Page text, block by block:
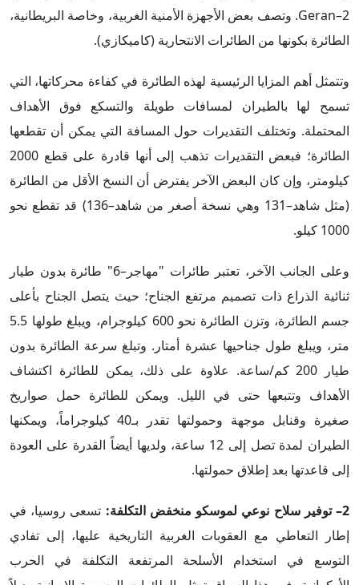
Geran–2. وتصف بعض الأجهزة الأمنية الغربية، وخاصة البريطانية،
الطائرة بكونها من الطائرات الانتحارية (كاميكازي).
وتتمثل أهم المزايا الرئيسية لهذه الطائرة في كفاءة محركاتها، التي
تسمح لها بالطيران لمسافات طويلة والتسكع فوق الأهداف
المحتملة. وتختلف التقديرات حول المسافة التي يمكن أن تقطعها
الطائرة؛ فبعض التقديرات تذهب إلى أنها قادرة على قطع 2000
كيلومتر، وإن كان البعض الآخر يفترض أن النسخ الأقل من الطائرة
(مثل شاهد–131 وهي نسخة أصغر من شاهد–136) قد تقطع نحو
1000 كيلو.
وعلى الجانب الآخر، تعتبر طائرات "مهاجر–6" طائرة بدون طيار
ثنائية الذراع ذات تصميم مرتفع الجناح؛ حيث يتصل الجناح بأعلى
جسم الطائرة، وتزن الطائرة نحو 600 كيلوجرام، ويبلغ طولها 5.5
متر، ويبلغ طول جناحيها عشرة أمتار. وتبلغ سرعة الطائرة بدون
طيار 200 كم/ساعة. علاوة على ذلك، يمكن للطائرة اكتشاف
الأهداف وتتبعها حتى في الليل. ويمكن للطائرة حمل صواريخ
صغيرة وقنابل موجهة وحمولتها تقدر بـ40 كيلوجراماً، ويمكنها
الطيران لمدة تصل إلى 12 ساعة، ولديها أيضاً القدرة على العودة
إلى قاعدتها بعد إطلاق حمولتها.
2– توفير سلاح نوعي لموسكو منخفض التكلفة:
تسعى روسيا، في
إطار التعاطي مع العقوبات الغربية التاريخية عليها، إلى تفادي
التوسع في استخدام الأسلحة المرتفعة التكلفة في الحرب